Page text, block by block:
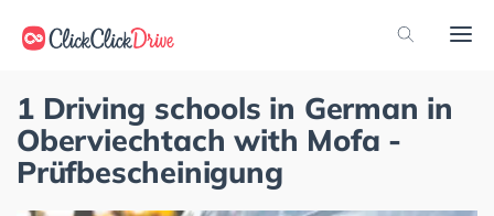
1 Driving schools in German in
Oberviechtach with Mofa -
Prüfbescheinigung